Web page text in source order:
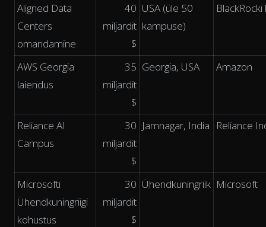
Aligned Data
Centers
omandamine
40
miljardit
$
USA (üle 50
kampuse)
AWS Georgia
laiendus
35
miljardit
$
Georgia, USA Amazon
Reliance AI
Campus
30
miljardit
$
Jamnagar, India Reliance
Microsofti
Ühendkuningriigi
kohustus
30
miljardit
$
Ühendkuningriik Microsoft